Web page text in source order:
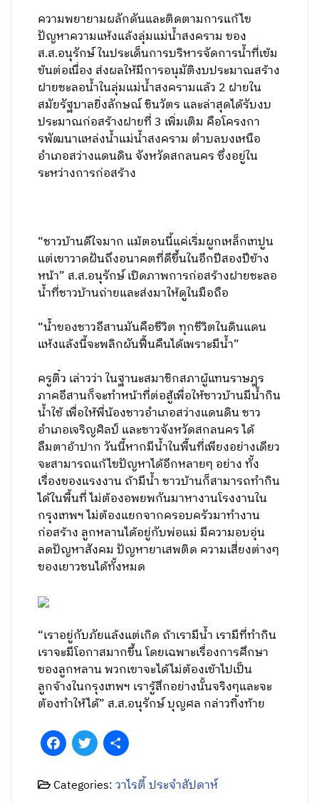
ความพยายามผลักดันและติดตามการแก้ไข
ปัญหาความแห้งแล้งลุ่มแม่น้ำสงคราม ของ
ส.ส.อนุรักษ์ ในประเด็นการบริหารจัดการน้ำที่เข้ม
ข้นต่อเนื่อง ส่งผลให้มีการอนุมัติงบประมาณสร้าง
ฝายชะลอน้ำในลุ่มแม่น้ำสงครามแล้ว 2 ฝายใน
สมัยรัฐบาลยิ่งลักษณ์ ชินวัตร และล่าสุดได้รับงบ
ประมาณก่อสร้างฝายที่ 3 เพิ่มเติม คือโครงกา
รพัฒนาเเหล่งน้ำแม่น้ำสงคราม ตำบลบงเหนือ
อำเภอสว่างแดนดิน จังหวัดสกลนคร ซึ่งอยู่ใน
ระหว่างการก่อสร้าง
“ชาวบ้านดีใจมาก แม้ตอนนี้แค่เริ่มผูกเหล็กเทปูน
แต่เขาวาดฝันถึงอนาคตที่ดีขึ้นในอีกปีสองปีข้าง
หน้า” ส.ส.อนุรักษ์ เปิดภาพการก่อสร้างฝายชะลอ
น้ำที่ชาวบ้านถ่ายและส่งมาให้ดูในมือถือ
“น้ำของชาวอีสานมันคือชีวิต ทุกชีวิตในดินแดน
แห้งแล้งนี้จะพลิกผันฟื้นคืนได้เพราะมีน้ำ”
ครูติ๋ว เล่าวว่า ในฐานะสมาชิกสภาผู้แทนราษฎร
ภาคอีสานก็จะทำหน้าที่ต่อสู้เพื่อให้ชาวบ้านมีน้ำกิน
อำเภอเจริญศิลป์ และชาวจังหวัดสกลนคร ได้
ลืมตาอ้าปาก วันนี้หากมีน้ำในพื้นที่เพียงอย่างเดียว
จะสามารถแก้ไขปัญหาได้อีกหลายๆ อย่าง ทั้ง
เรื่องของแรงงาน ถ้ามีน้ำ ชาวบ้านก็สามารถทำกิน
ได้ในพื้นที่ ไม่ต้องอพยพกันมาหางานโรงงานใน
กรุงเทพฯ ไม่ต้องแยกจากครอบครัวมาทำงาน
ก่อสร้าง ลูกหลานได้อยู่กับพ่อแม่ มีความอบอุ่น
ลดปัญหาสังคม ปัญหายาเสพติด ความเสี่ยงต่างๆ
ของเยาวชนได้ทั้งหมด